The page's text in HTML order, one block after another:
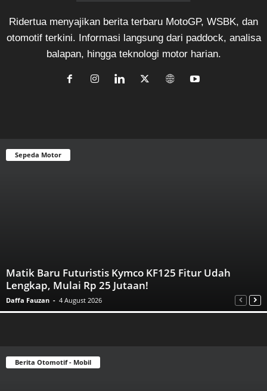
Ridertua menyajikan berita terbaru MotoGP, WSBK, dan
otomotif terkini. Informasi langsung dari paddock, analisa
balapan, hingga teknologi motor harian.
Sepeda Motor
Matik Baru Futuristis Kymco KF125 Fitur Udah
Lengkap, Mulai Rp 25 Jutaan!
Daffa Fauzan - 4 August 2026
Berita Otomotif - Mobil